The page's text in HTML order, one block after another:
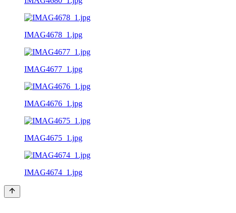
IMAG4678_1.jpg
IMAG4677_1.jpg
IMAG4676_1.jpg
IMAG4675_1.jpg
IMAG4674_1.jpg